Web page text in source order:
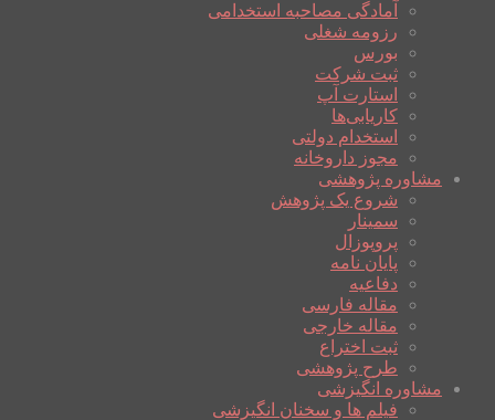
آمادگی مصاحبه استخدامی
رزومه شغلی
بورس
ثبت شرکت
استارت آپ
کاریابی‌ها
استخدام دولتی
مجوز داروخانه
مشاوره پژوهشی
شروع یک پژوهش
سمینار
پروپوزال
پایان نامه
دفاعیه
مقاله فارسی
مقاله خارجی
ثبت اختراع
طرح پژوهشی
مشاوره انگیزشی
فیلم ها و سخنان انگیزشی